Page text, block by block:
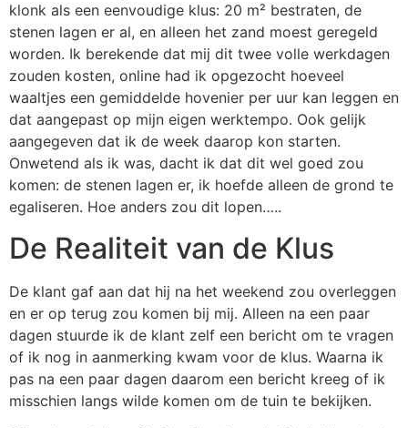
klonk als een eenvoudige klus: 20 m² bestraten, de
stenen lagen er al, en alleen het zand moest geregeld
worden. Ik berekende dat mij dit twee volle werkdagen
zouden kosten, online had ik opgezocht hoeveel
waaltjes een gemiddelde hovenier per uur kan leggen en
dat aangepast op mijn eigen werktempo. Ook gelijk
aangegeven dat ik de week daarop kon starten.
Onwetend als ik was, dacht ik dat dit wel goed zou
komen: de stenen lagen er, ik hoefde alleen de grond te
egaliseren. Hoe anders zou dit lopen…..
De Realiteit van de Klus
De klant gaf aan dat hij na het weekend zou overleggen
en er op terug zou komen bij mij. Alleen na een paar
dagen stuurde ik de klant zelf een bericht om te vragen
of ik nog in aanmerking kwam voor de klus. Waarna ik
pas na een paar dagen daarom een bericht kreeg of ik
misschien langs wilde komen om de tuin te bekijken.